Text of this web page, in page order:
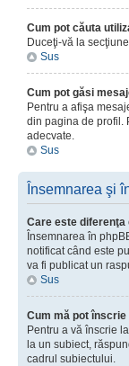
Cum pot căuta
Duceţi-vă la
Sus
Cum pot găsi
Pentru a afişa
din pagina de profil.
adecvate.
Sus
Însemnarea şi
Care este
Însemnarea în
notificat când este
va fi publicat un
Sus
Cum mă pot
Pentru a vă înscrie
la un subiect,
cadrul subiectului.